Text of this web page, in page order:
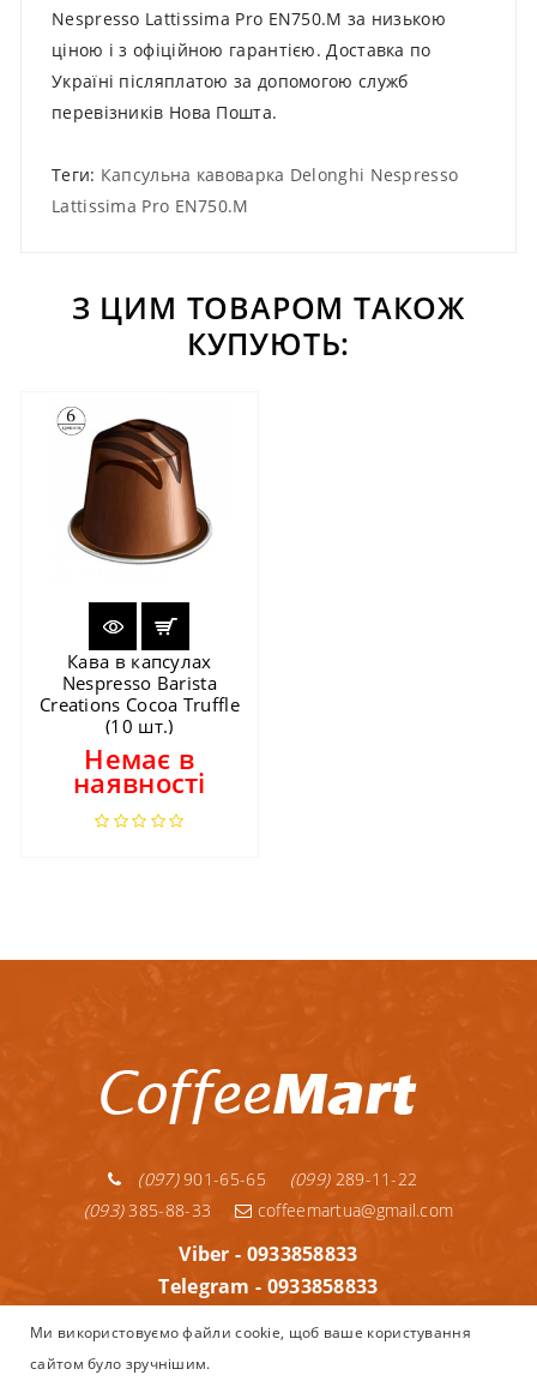
Nespresso Lattissima Pro EN750.M за низькою
ціною і з офіційною гарантією. Доставка по
Україні післяплатою за допомогою служб
перевізників Нова Пошта.
Теги: Капсульна кавоварка Delonghi Nespresso
Lattissima Pro EN750.M
З ЦИМ ТОВАРОМ ТАКОЖ
КУПУЮТЬ:
Кава в капсулах
Nespresso Barista
Creations Cocoa Truffle
(10 шт.)
Немає в
наявності
(097)901-65-65 (099)289-11-22
(093)385-88-33 coffeemartua@gmail.com
Viber - 0933858833
Telegram - 0933858833
WhatsApp - 0933858833
Ми використовуємо файли cookie, щоб ваше користування
сайтом було зручнішим.